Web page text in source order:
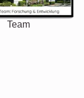
Team